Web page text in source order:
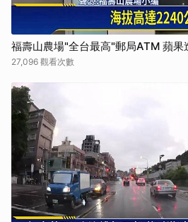
福壽山農場"全台最高"郵局ATM 蘋果
27,096 觀看次數